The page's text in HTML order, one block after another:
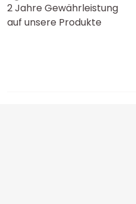
2 Jahre Gewährleistung
auf unsere Produkte